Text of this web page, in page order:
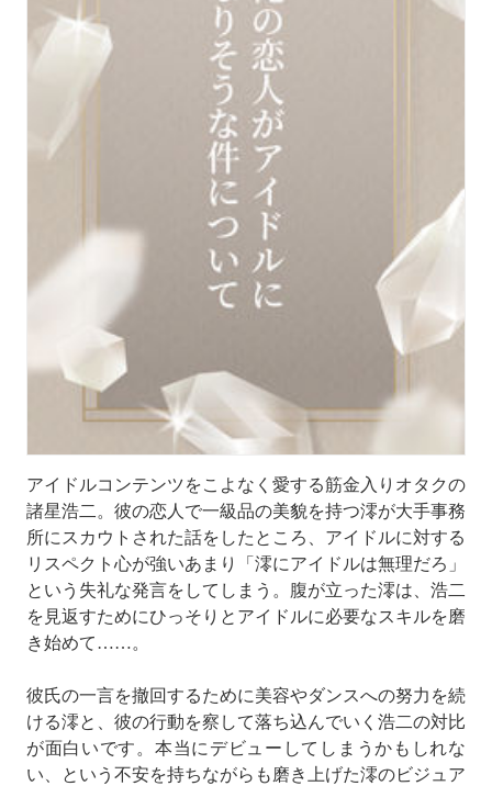
アイドルコンテンツをこよなく愛する筋金入りオタクの
諸星浩二。彼の恋人で一級品の美貌を持つ澪が大手事務
所にスカウトされた話をしたところ、アイドルに対する
リスペクト心が強いあまり「澪にアイドルは無理だろ」
という失礼な発言をしてしまう。腹が立った澪は、浩二
を見返すためにひっそりとアイドルに必要なスキルを磨
き始めて……。
彼氏の一言を撤回するために美容やダンスへの努力を続
ける澪と、彼の行動を察して落ち込んでいく浩二の対比
が面白いです。本当にデビューしてしまうかもしれな
い、という不安を持ちながらも磨き上げた澪のビジュア